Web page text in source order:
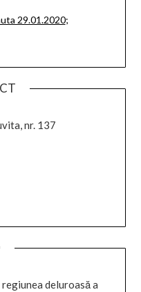
29.01.2020;
nr. 137
deluroasă a